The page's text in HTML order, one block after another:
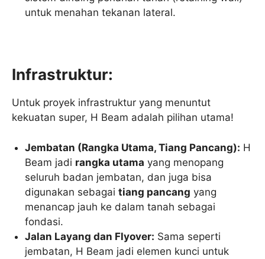
untuk menahan tekanan lateral.
Infrastruktur:
Untuk proyek infrastruktur yang menuntut
kekuatan super, H Beam adalah pilihan utama!
Jembatan (Rangka Utama, Tiang Pancang): H
Beam jadi rangka utama yang menopang
seluruh badan jembatan, dan juga bisa
digunakan sebagaitiang pancang yang
menancap jauh ke dalam tanah sebagai
fondasi.
Jalan Layang dan Flyover: Sama seperti
jembatan, H Beam jadi elemen kunci untuk